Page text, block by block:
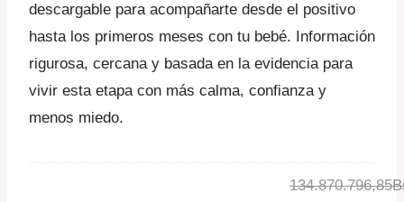
descargable para acompañarte desde el positivo
hasta los primeros meses con tu bebé. Información
rigurosa, cercana y basada en la evidencia para
vivir esta etapa con más calma, confianza y
menos miedo.
134.870.796,85